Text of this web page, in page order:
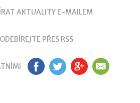
AKTUALITY E-MAILEM
ODEBÍREJTE PŘES RSS
FB TW GP EM